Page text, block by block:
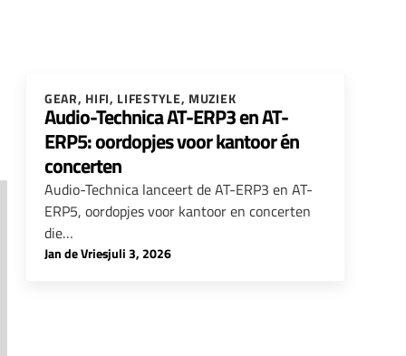
GEAR, HIFI, LIFESTYLE, MUZIEK
Audio-Technica AT-ERP3 en AT-
ERP5: oordopjes voor kantoor én
concerten
Audio-Technica lanceert de AT-ERP3 en AT-
ERP5, oordopjes voor kantoor en concerten
die…
Jan de Vries
-juli 3, 2026